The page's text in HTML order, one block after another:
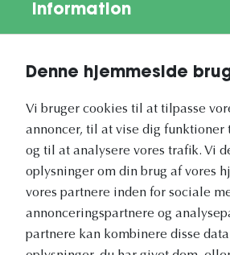
Denne hjemmeside
Vi bruger cookies til at tilpasse
annoncer, til at vise dig
og til at analysere vores trafik. Vi
oplysninger om din brug af vores
vores partnere inden for sociale
annonceringspartnere og
partnere kan kombinere disse
Information
Vores nyhedsbrev
Vetapotek.dk er en
Evidensia